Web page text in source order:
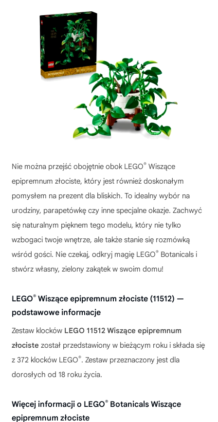
Nie można przejść obojętnie obok LEGO® Wiszące
epipremnum złociste, który jest również doskonałym
pomysłem na prezent dla bliskich. To idealny wybór na
urodziny, parapetówkę czy inne specjalne okazje. Zachwyć
się naturalnym pięknem tego modelu, który nie tylko
wzbogaci twoje wnętrze, ale także stanie się rozmówką
wśród gości. Nie czekaj, odkryj magię LEGO® Botanicals i
stwórz własny, zielony zakątek w swoim domu!
LEGO® Wiszące epipremnum złociste (11512) —
podstawowe informacje
Zestaw klocków LEGO 11512 Wiszące epipremnum
złociste został przedstawiony w bieżącym roku i składa się
z 372 klocków LEGO®. Zestaw przeznaczony jest dla
dorosłych od 18 roku życia.
Więcej informacji o LEGO® Botanicals Wiszące
epipremnum złociste